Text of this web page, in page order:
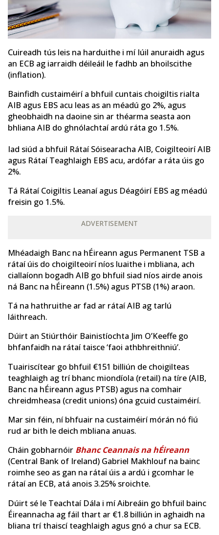
Cuireadh tús leis na harduithe i mí Iúil anuraidh agus
an ECB ag iarraidh déileáil le fadhb an bhoilscithe
(inflation).
Bainfidh custaiméirí a bhfuil cuntais choigiltis rialta
AIB agus EBS acu leas as an méadú go 2%, agus
gheobhaidh na daoine sin ar théarma seasta aon
bhliana AIB do ghnólachtaí ardú ráta go 1.5%.
Iad siúd a bhfuil Rátaí Sóisearacha AIB, Coigilteoirí AIB
agus Rátaí Teaghlaigh EBS acu, ardófar a ráta úis go
2%.
Tá Rátaí Coigiltis Leanaí agus Déagóirí EBS ag méadú
freisin go 1.5%.
ADVERTISEMENT
Mhéadaigh Banc na hÉireann agus Permanent TSB a
rátaí úis do choigilteoirí níos luaithe i mbliana, ach
ciallaíonn bogadh AIB go bhfuil siad níos airde anois
ná Banc na hÉireann (1.5%) agus PTSB (1%) araon.
Tá na hathruithe ar fad ar rátaí AIB ag tarlú
láithreach.
Dúirt an Stiúrthóir Bainistíochta Jim O’Keeffe go
bhfanfaidh na rátaí taisce ‘faoi athbhreithniú’.
Tuairiscítear go bhfuil €151 billiún de choigilteas
teaghlaigh ag trí bhanc miondíola (retail) na tíre (AIB,
Banc na hÉireann agus PTSB) agus na comhair
chreidmheasa (credit unions) óna gcuid custaiméirí.
Mar sin féin, ní bhfuair na custaiméirí mórán nó fiú
rud ar bith le deich mbliana anuas.
Cháin gobharnóir Bhanc Ceannais na hÉireann
(Central Bank of Ireland) Gabriel Makhlouf na bainc
roimhe seo as gan na rátaí úis a ardú i gcomhar le
rátaí an ECB, atá anois 3.25% sroichte.
Dúirt sé le Teachtaí Dála i mí Aibreáin go bhfuil bainc
Éireannacha ag fáil thart ar €1.8 billiún in aghaidh na
bliana trí thaiscí teaghlaigh agus gnó a chur sa ECB.